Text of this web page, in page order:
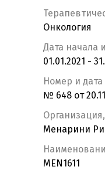
Онкология
Дата начала
01.01.2021 -
Номер и дата
№ 648 от
Менарини
MEN1611